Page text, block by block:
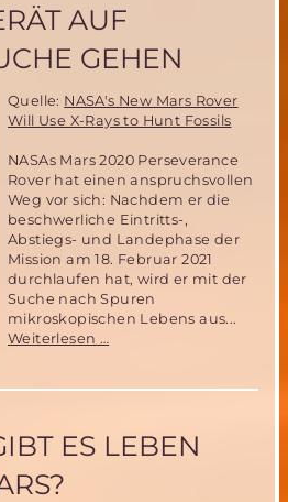
AUF
GEHEN
Quelle: NASA's New Mars Rover
Will Use X-Rays to Hunt Fossils
NASAs Mars 2020 Perseverance
Rover hat einen anspruchsvollen
Weg vor sich: Nachdem er die
beschwerliche Eintritts-,
Abstiegs- und Landephase der
Mission am 18. Februar 2021
durchlaufen hat, wird er mit der
Suche nach Spuren
mikroskopischen Lebens aus...
Weiterlesen …
mit
Röntgengerät
ES LEBEN